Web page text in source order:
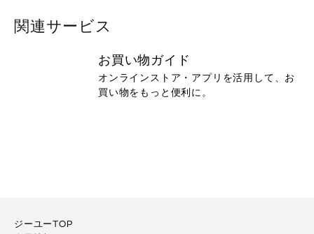
関連サービス
お買い物ガイド
オンラインストア・アプリを活用して、お
買い物をもっと便利に。
ジーユーTOP